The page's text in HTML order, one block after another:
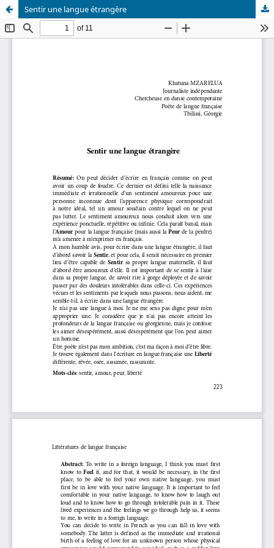
Sentir une langue étrangère